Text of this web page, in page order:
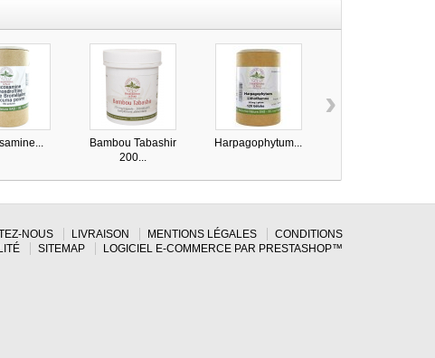
Bambou Tabashir
200...
Harpagophytum...
›
NOUS LIVRAISON MENTIONS LÉGALES
CONDITIONS
SITEMAP LOGICIEL E-COMMERCE PAR PRESTASHOP™